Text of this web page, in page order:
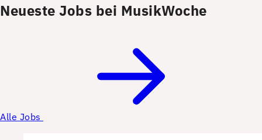
Neueste Jobs bei MusikWoche
Alle Jobs